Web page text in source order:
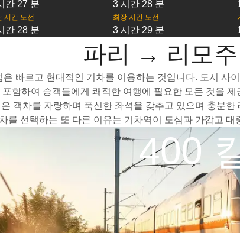
간 27 분 3 시간 28 분
시간 노선
간 28 분
최장 시간 노선
3 시간 29 분
파리 → 리모
빠르고 현대적인 기차를 이용하는 것입니다. 도시
함하여 승객들에게 쾌적한 여행에 필요한 모든 것을
객차를 자랑하며 푹신한 좌석을 갖추고 있으며 충분
를 선택하는 또 다른 이유는 기차역이 도심과 가깝고
400